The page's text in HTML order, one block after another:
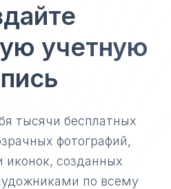
учетную
тысячи бесплатных
фотографий,
иконок, созданных
по всему